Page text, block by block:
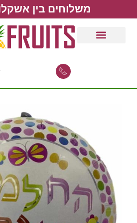
משלוחים בין